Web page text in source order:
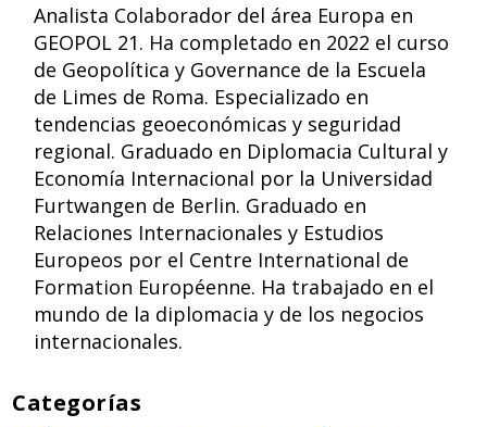
Analista Colaborador del área Europa en
GEOPOL 21. Ha completado en 2022 el curso
de Geopolítica y Governance de la Escuela
de Limes de Roma. Especializado en
tendencias geoeconómicas y seguridad
regional. Graduado en Diplomacia Cultural y
Economía Internacional por la Universidad
Furtwangen de Berlin. Graduado en
Relaciones Internacionales y Estudios
Europeos por el Centre International de
Formation Européenne. Ha trabajado en el
mundo de la diplomacia y de los negocios
internacionales.
Categorías